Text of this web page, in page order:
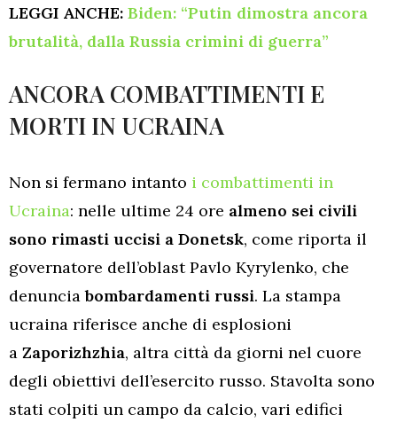
LEGGI ANCHE: Biden: “Putin dimostra ancora
brutalità, dalla Russia crimini di guerra”
ANCORA COMBATTIMENTI E
MORTI IN UCRAINA
Non si fermano intanto i combattimenti in
Ucraina: nelle ultime 24 ore almeno sei civili
sono rimasti uccisi a Donetsk, come riporta il
governatore dell’oblast Pavlo Kyrylenko, che
denunciabombardamenti russi. La stampa
ucraina riferisce anche di esplosioni
a Zaporizhzhia, altra città da giorni nel cuore
degli obiettivi dell’esercito russo. Stavolta sono
stati colpiti un campo da calcio, vari edifici